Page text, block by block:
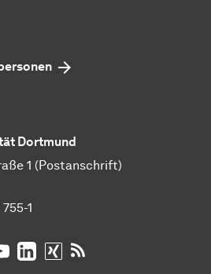
Dortmund
1 (Postanschrift)
1
Insta­gram
auf Facebook
auf TikTokauf BlueSky
TU Dortmund auf YouTube
TU Dortmund auf LinkedIn
TU Dortmund auf XING